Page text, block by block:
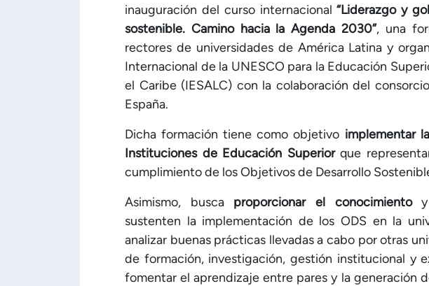
inauguración del curso internacional“Liderazgo y
sostenible. Camino hacia la Agenda 2030”, una
rectores de universidades de América Latina y
Internacional de la UNESCO para la Educación
el Caribe (IESALC) con la colaboración del
España.
Dicha formación tiene como objetivo implementar
Instituciones de Educación Superiorque
cumplimiento de los Objetivos de Desarrollo
Asimismo, busca proporcionar el conocimientoy
sustenten la implementación de los ODS en la
analizar buenas prácticas llevadas a cabo por otras
de formación, investigación, gestión institucional y
fomentar el aprendizaje entre pares y la generación